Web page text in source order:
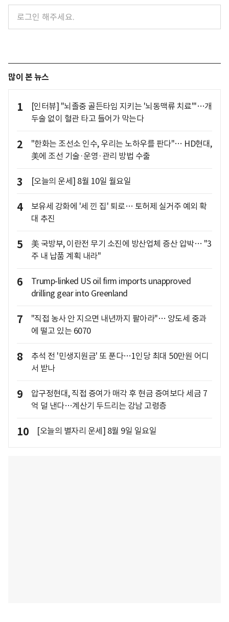
많이 본 뉴스
1
[인터뷰] "뇌졸중 골든타임 지키는 '뇌동맥류 치료'"…개
두술 없이 혈관 타고 들어가 막는다
2
"한화는 조선소 인수, 우리는 노하우를 판다"… HD현대,
美에 조선 기술·운영·관리 방법 수출
3 [오늘의 운세] 8월 10일 월요일
4
보유세 강화에 '세 낀 집' 퇴로… 토허제 실거주 예외 확
대 추진
5
美 국방부, 이란전 무기 소진에 방산업체 증산 압박… "3
주 내 납품 계획 내라"
6
Trump-linked US oil firm imports unapproved
drilling gear into Greenland
7
"직접 농사 안 지으면 내년까지 팔아라"… 양도세 중과
에 떨고 있는 6070
8
추석 전 '민생지원금' 또 푼다…1인당 최대 50만원 어디
서 받나
9
압구정현대, 직접 증여가 매각 후 현금 증여보다 세금 7
억 덜 낸다…계산기 두드리는 강남 고령층
10 [오늘의 별자리 운세] 8월 9일 일요일